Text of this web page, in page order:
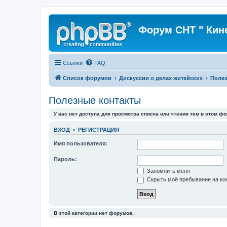
Форум СНТ "
Ссылки FAQ
Список форумов Дискуссии о делах житейских
Полезные контакты
У вас нет доступа для просмотра списка или чтения тем в этом
ВХОД • РЕГИСТРАЦИЯ
Имя пользователя:
Пароль:
Запомнить меня
Скрыть моё пребывание на
В этой категории нет форумов.